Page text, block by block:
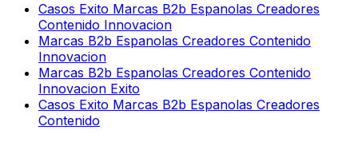
Casos Exito Marcas B2b Espanolas Creadores
Contenido Innovacion
Marcas B2b Espanolas Creadores Contenido
Innovacion
Marcas B2b Espanolas Creadores Contenido
Innovacion Exito
Casos Exito Marcas B2b Espanolas Creadores
Contenido